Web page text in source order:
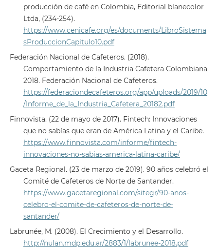
producción de café en Colombia, Editorial blanecolor
Ltda, (234-254).
https://www.cenicafe.org/es/documents/LibroSistema
sProduccionCapitulo10.pdf
Federación Nacional de Cafeteros. (2018).
Comportamiento de la Industria Cafetera Colombiana
2018. Federación Nacional de Cafeteros.
https://federaciondecafeteros.org/app/uploads/2019/10
/Informe_de_la_Industria_Cafetera_20182.pdf
Finnovista. (22 de mayo de 2017). Fintech: Innovaciones
que no sabías que eran de América Latina y el Caribe.
https://www.finnovista.com/informe/fintech-
innovaciones-no-sabias-america-latina-caribe/
Gaceta Regional. (23 de marzo de 2019). 90 años celebró el
Comité de Cafeteros de Norte de Santander.
https://www.gacetaregional.com/sitegr/90-anos-
celebro-el-comite-de-cafeteros-de-norte-de-
santander/
Labrunée, M. (2008). El Crecimiento y el Desarrollo.
http://nulan.mdp.edu.ar/2883/1/labrunee-2018.pdf